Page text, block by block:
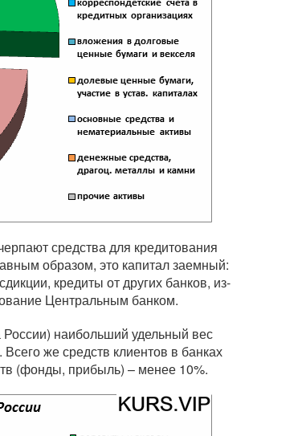
средства для кредитования
образом, это капитал заемный:
кредиты от других банков, из-
Центральным банком.
России) наибольший удельный вес
же средств клиентов в банках
(фонды, прибыль) – менее 10%.